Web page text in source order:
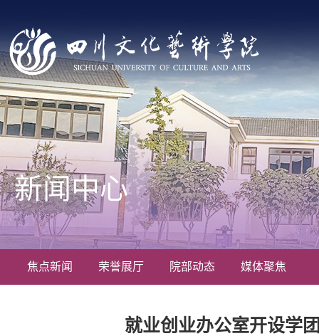
焦点新闻 荣誉展厅 院部动态 媒体聚焦
新闻中心
就业创业办公室开设学